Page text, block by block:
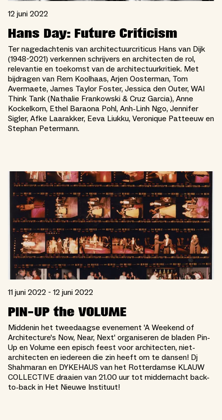
12 juni 2022
Hans Day: Future Criticism
Ter nagedachtenis van architectuurcriticus Hans van Dijk
(1948-2021) verkennen schrijvers en architecten de rol,
relevantie en toekomst van de architectuurkritiek. Met
bijdragen van Rem Koolhaas, Arjen Oosterman, Tom
Avermaete, James Taylor Foster, Jessica den Outer, WAI
Think Tank (Nathalie Frankowski & Cruz Garcia), Anne
Kockelkorn, Ethel Baraona Pohl, Anh-Linh Ngo, Jennifer
Sigler, Afke Laarakker, Eeva Liukku, Veronique Patteeuw en
Stephan Petermann.
11 juni 2022 - 12 juni 2022
PIN-UP the VOLUME
Middenin het tweedaagse evenement 'A Weekend of
Architecture's Now, Near, Next' organiseren de bladen Pin-
Up en Volume een episch feest voor architecten, niet-
architecten en iedereen die zin heeft om te dansen! Dj
Shahmaran en DYKEHAUS van het Rotterdamse KLAUW
COLLECTIVE draaien van 21.00 uur tot middernacht back-
to-back in Het Nieuwe Instituut!